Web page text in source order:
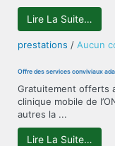
Lire La Suite…
prestations / Aucun
Offre des services conviviaux
Gratuitement offerts
clinique mobile de
autres la ...
Lire La Suite…